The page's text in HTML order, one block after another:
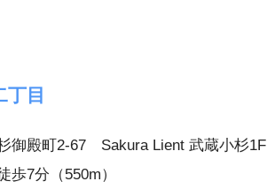
目
御殿町2-67 Sakura Lient 武蔵小杉1F
7分（550m）